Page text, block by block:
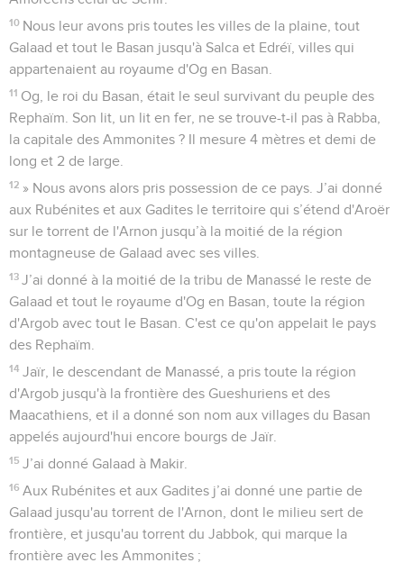
10 Nous leur avons pris toutes les villes de la plaine, tout
Galaad et tout le Basan jusqu'à Salca et Edréï, villes qui
appartenaient au royaume d'Og en Basan.
11 Og, le roi du Basan, était le seul survivant du peuple des
Rephaïm. Son lit, un lit en fer, ne se trouve-t-il pas à Rabba,
la capitale des Ammonites ? Il mesure 4 mètres et demi de
long et 2 de large.
12 » Nous avons alors pris possession de ce pays. J’ai donné
aux Rubénites et aux Gadites le territoire qui s’étend d'Aroër
sur le torrent de l'Arnon jusqu’à la moitié de la région
montagneuse de Galaad avec ses villes.
13 J’ai donné à la moitié de la tribu de Manassé le reste de
Galaad et tout le royaume d'Og en Basan, toute la région
d'Argob avec tout le Basan. C'est ce qu'on appelait le pays
des Rephaïm.
14 Jaïr, le descendant de Manassé, a pris toute la région
d'Argob jusqu'à la frontière des Gueshuriens et des
Maacathiens, et il a donné son nom aux villages du Basan
appelés aujourd'hui encore bourgs de Jaïr.
15 J’ai donné Galaad à Makir.
16 Aux Rubénites et aux Gadites j’ai donné une partie de
Galaad jusqu'au torrent de l'Arnon, dont le milieu sert de
frontière, et jusqu'au torrent du Jabbok, qui marque la
frontière avec les Ammonites ;